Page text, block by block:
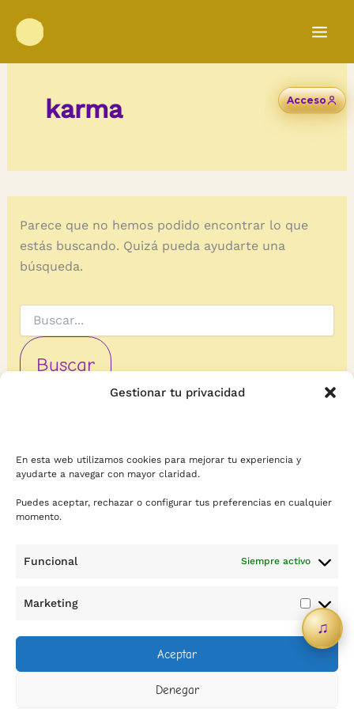
Gestionar tu privacidad
En esta web utilizamos cookies para mejorar tu experiencia y
ayudarte a navegar con mayor claridad.
Puedes aceptar, rechazar o configurar tus preferencias en cualquier
momento.
Funcional Siempre activo
Marketing
Aceptar
Denegar
contenido
karma
Parece que no hemos podido encontrar lo que
estás buscando. Quizá pueda ayudarte una
búsqueda.
por:
info@sicreescreas.com
Acceso
♫